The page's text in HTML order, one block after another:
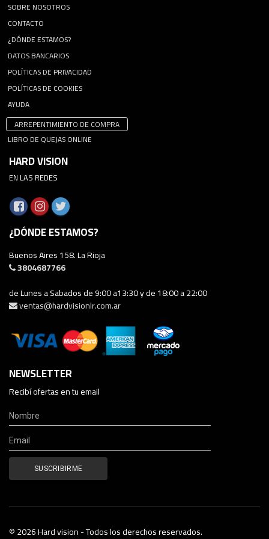
SOBRE NOSOTROS
CONTACTO
¿DÓNDE ESTAMOS?
DATOS BANCARIOS
POLÍTICAS DE PRIVACIDAD
POLÍTICAS DE COOKIES
AYUDA
ARREPENTIMIENTO DE COMPRA
LIBRO DE QUEJAS ONLINE
HARD VISION
EN LAS REDES
¿DÓNDE ESTAMOS?
Buenos Aires 158. La Rioja
3804687766
de Lunes a Sabados de 9:00 a13:30 y de 18:00 a 22:00
ventas@hardvisionlr.com.ar
NEWSLETTER
Recibí ofertas en tu email
© 2026 Hard vision - Todos los derechos reservados.